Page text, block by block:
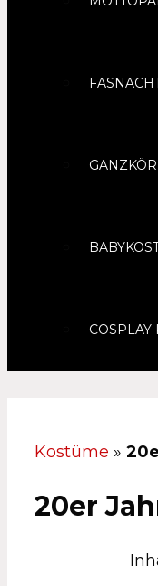
COSPLAY
Kostüme »
20er